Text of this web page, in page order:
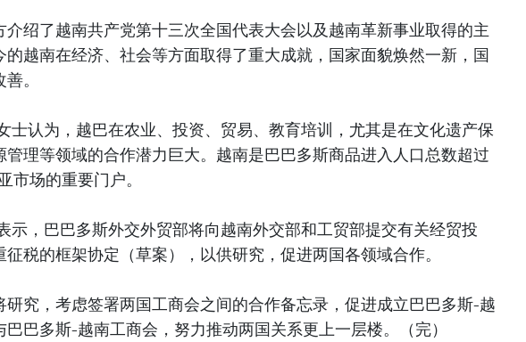
介绍了越南共产党第十三次全国代表大会以及越南革新事业取得的主
的越南在经济、社会等方面取得了重大成就，国家面貌焕然一新，国
。
士认为，越巴在农业、投资、贸易、教育培训，尤其是在文化遗产保
管理等领域的合作潜力巨大。越南是巴巴多斯商品进入人口总数超过
市场的重要门户。
示，巴巴多斯外交外贸部将向越南外交部和工贸部提交有关经贸投
征税的框架协定（草案），以供研究，促进两国各领域合作。
研究，考虑签署两国工商会之间的合作备忘录，促进成立巴巴多斯-越
巴巴多斯-越南工商会，努力推动两国关系更上一层楼。（完）